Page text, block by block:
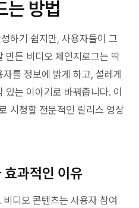
는 방법
하기 쉽지만, 사용자들이 그
만든 비디오 체인지로그는 딱
를 정보에 밝게 하고, 설레게
는 이야기로 바꿔줍니다. 이
시청할 전문적인 릴리스 영상
효과적인 이유
디오 콘텐츠는 사용자 참여